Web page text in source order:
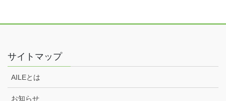
サイトマップ
AILEとは
お知らせ